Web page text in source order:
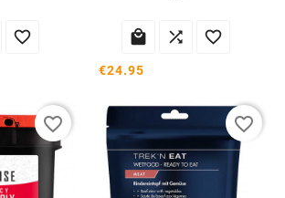
   
€24.95
favorite_border favorite_border